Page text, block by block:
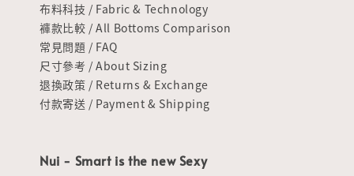
布料科技 / Fabric & Technology
褲款比較 / All Bottoms Comparison
常見問題 / FAQ
尺寸參考 / About Sizing
退換政策 / Returns & Exchange
付款寄送 / Payment & Shipping
Nui - Smart is the new Sexy